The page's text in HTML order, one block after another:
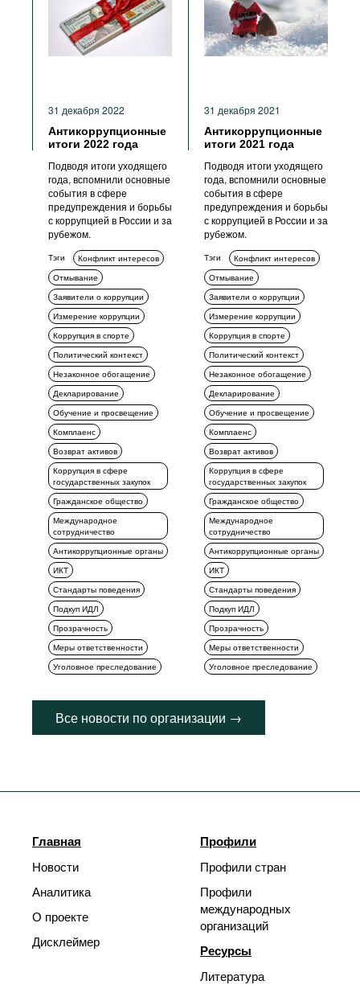
31 декабря 2022
Антикоррупционные
итоги 2022 года
Подводя итоги уходящего
года, вспомнили основные
события в сфере
предупреждения и борьбы
с коррупцией в России и за
рубежом.
Тэги
Конфликт интересов
Отмывание
Заявители о коррупции
Измерение коррупции
Коррупция в спорте
Политический контекст
Незаконное обогащение
Декларирование
Обучение и просвещение
Комплаенс
Возврат активов
Коррупция в сфере
государственных закупок
Гражданское общество
Международное
сотрудничество
Антикоррупционные органы
ИКТ
Стандарты поведения
Подкуп ИДЛ
Прозрачность
Меры ответственности
Уголовное преследование
31 декабря 2021
Антикоррупционные
итоги 2021 года
Подводя итоги уходящего
года, вспомнили основные
события в сфере
предупреждения и борьбы
с коррупцией в России и за
рубежом.
Тэги
Конфликт интересов
Отмывание
Заявители о коррупции
Измерение коррупции
Коррупция в спорте
Политический контекст
Незаконное обогащение
Декларирование
Обучение и просвещение
Комплаенс
Возврат активов
Коррупция в сфере
государственных закупок
Гражданское общество
Международное
сотрудничество
Антикоррупционные органы
ИКТ
Стандарты поведения
Подкуп ИДЛ
Прозрачность
Меры ответственности
Уголовное преследование
Все новости по организации →
Главная
Новости
Аналитика
О проекте
Дисклеймер
Профили
Профили стран
Профили
международных
организаций
Ресурсы
Литература